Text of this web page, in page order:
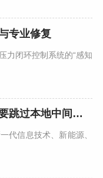
专业修复
力闭环控制系统的“感知
淮安超声波焊接机批发，为什么要跳过本地中间商找广东源头工厂？
代信息技术、新能源、